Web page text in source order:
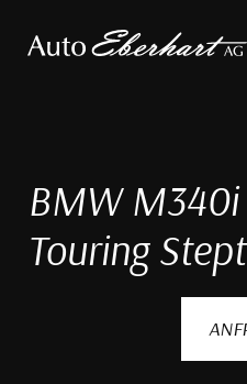
BMW
Touring